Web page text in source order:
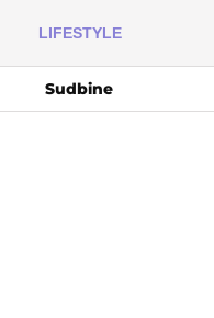
LIFESTYLE
Sudbine